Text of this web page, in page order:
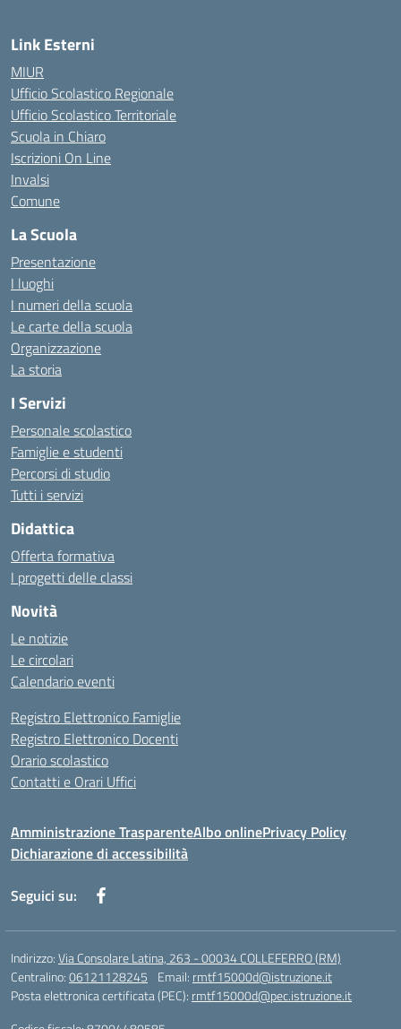
Link Esterni
MIUR
Ufficio Scolastico Regionale
Ufficio Scolastico Territoriale
Scuola in Chiaro
Iscrizioni On Line
Invalsi
Comune
La Scuola
Presentazione
I luoghi
I numeri della scuola
Le carte della scuola
Organizzazione
La storia
I Servizi
Personale scolastico
Famiglie e studenti
Percorsi di studio
Tutti i servizi
Didattica
Offerta formativa
I progetti delle classi
Novità
Le notizie
Le circolari
Calendario eventi
Registro Elettronico Famiglie
Registro Elettronico Docenti
Orario scolastico
Contatti e Orari Uffici
Amministrazione TrasparenteAlbo onlinePrivacy Policy
Dichiarazione di accessibilità
Seguici su:
Indirizzo:Via Consolare Latina, 263 - 00034 COLLEFERRO (RM)
Centralino:06121128245 Email: rmtf15000d@istruzione.it
Posta elettronica certificata (PEC): rmtf15000d@pec.istruzione.it